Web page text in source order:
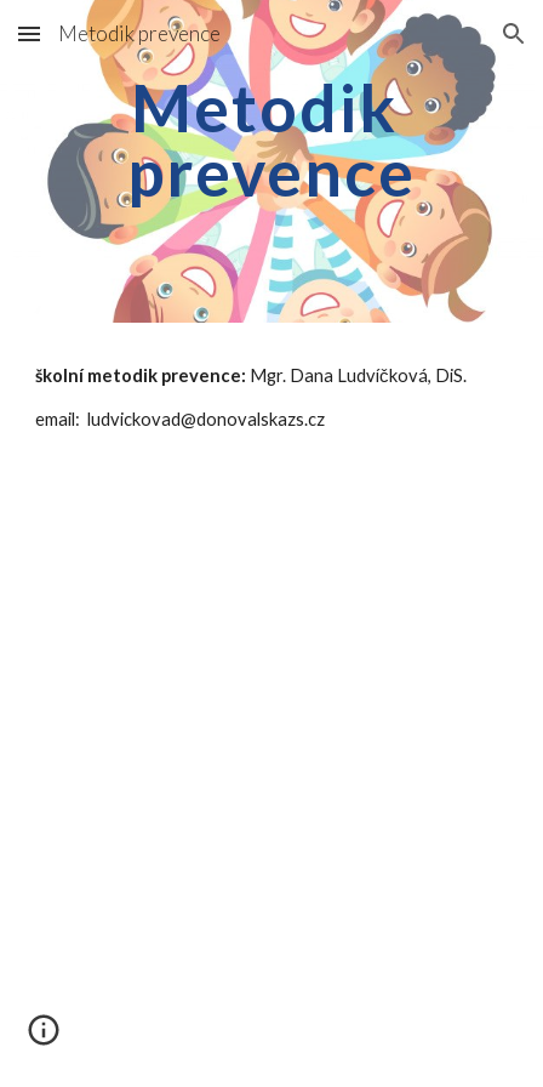
Skip to main content Skip to navigation
Metodik prevence
Metodik
prevence
školní metodik prevence: Mgr. Dana Ludvíčková, DiS.
email:  ludvickovad@donovalskazs.cz